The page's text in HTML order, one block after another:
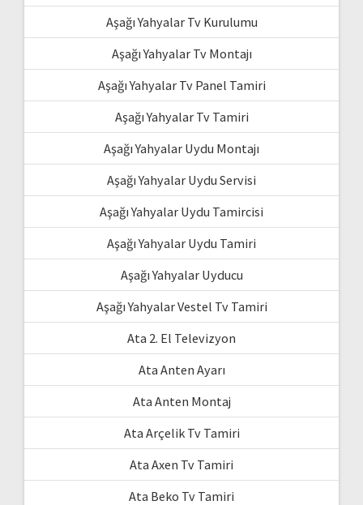
Aşağı Yahyalar Tv Kurulumu
Aşağı Yahyalar Tv Montajı
Aşağı Yahyalar Tv Panel Tamiri
Aşağı Yahyalar Tv Tamiri
Aşağı Yahyalar Uydu Montajı
Aşağı Yahyalar Uydu Servisi
Aşağı Yahyalar Uydu Tamircisi
Aşağı Yahyalar Uydu Tamiri
Aşağı Yahyalar Uyducu
Aşağı Yahyalar Vestel Tv Tamiri
Ata 2. El Televizyon
Ata Anten Ayarı
Ata Anten Montaj
Ata Arçelik Tv Tamiri
Ata Axen Tv Tamiri
Ata Beko Tv Tamiri